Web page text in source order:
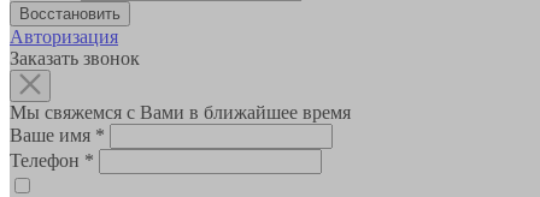
Авторизация
Заказать звонок
Мы свяжемся с Вами в ближайшее время
Ваше имя *
Телефон *